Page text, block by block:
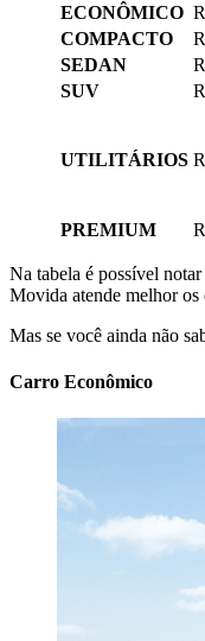
ECONÔMICO
COMPACTO
SEDAN
SUV
UTILITÁRIOS
PREMIUM
Na tabela é possível
Movida atende melhor os
Mas se você ainda não
Carro Econômico